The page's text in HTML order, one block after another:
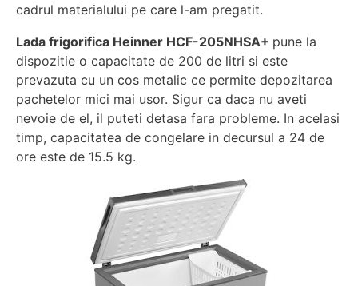
cadrul materialului pe care l-am pregatit.
Lada frigorifica Heinner HCF-205NHSA+ pune la
dispozitie o capacitate de 200 de litri si este
prevazuta cu un cos metalic ce permite depozitarea
pachetelor mici mai usor. Sigur ca daca nu aveti
nevoie de el, il puteti detasa fara probleme. In acelasi
timp, capacitatea de congelare in decursul a 24 de
ore este de 15.5 kg.